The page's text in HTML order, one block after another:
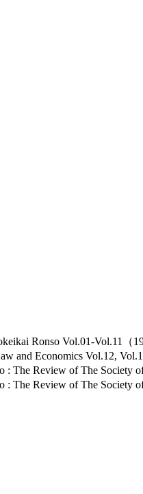
Ronso Vol.01-Vol.11（
and Economics Vol.12,
The Review of The Society
The Review of The Society